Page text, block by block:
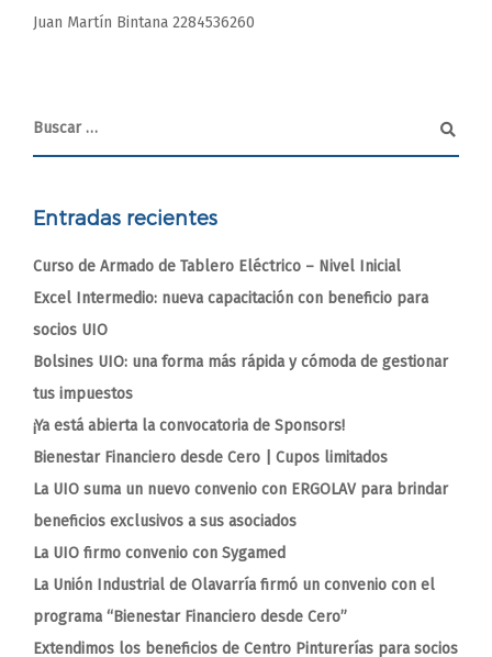
Juan Martín Bintana 2284536260
Entradas recientes
Curso de Armado de Tablero Eléctrico – Nivel Inicial
Excel Intermedio: nueva capacitación con beneficio para
socios UIO
Bolsines UIO: una forma más rápida y cómoda de gestionar
tus impuestos
¡Ya está abierta la convocatoria de Sponsors!
Bienestar Financiero desde Cero | Cupos limitados
La UIO suma un nuevo convenio con ERGOLAV para brindar
beneficios exclusivos a sus asociados
La UIO firmo convenio con Sygamed
La Unión Industrial de Olavarría firmó un convenio con el
programa “Bienestar Financiero desde Cero”
Extendimos los beneficios de Centro Pinturerías para socios